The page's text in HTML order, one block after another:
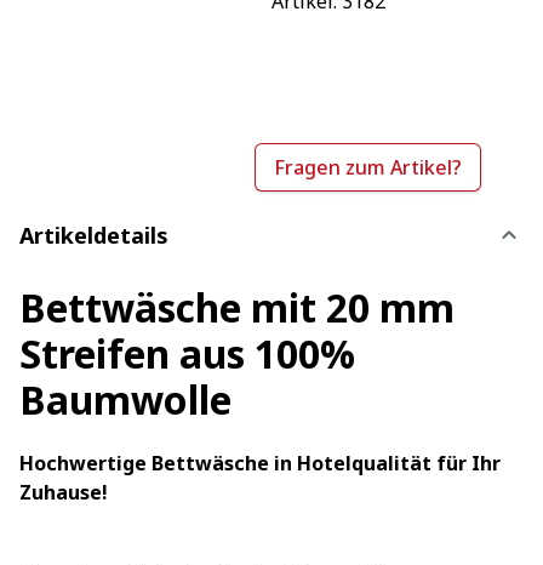
Fragen zum Artikel?
Artikeldetails
Bettwäsche mit 20 mm
Streifen aus 100%
Baumwolle
Hochwertige Bettwäsche in Hotelqualität für Ihr
Zuhause!